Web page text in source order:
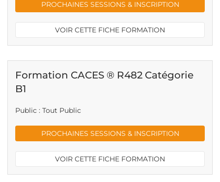
PROCHAINES SESSIONS & INSCRIPTION
VOIR CETTE FICHE FORMATION
Formation CACES ® R482 Catégorie
B1
Public : Tout Public
PROCHAINES SESSIONS & INSCRIPTION
VOIR CETTE FICHE FORMATION